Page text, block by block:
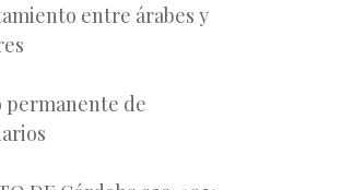
entre árabes y
permanente de